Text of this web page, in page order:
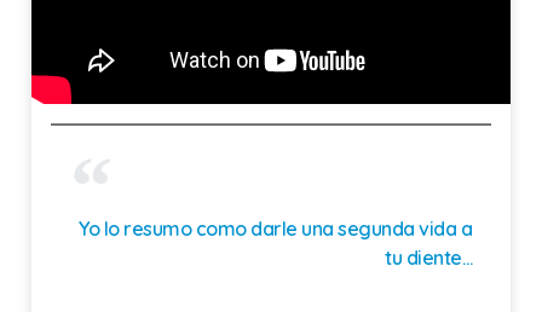
Yo lo resumo como darle una segunda vida a
tu diente…